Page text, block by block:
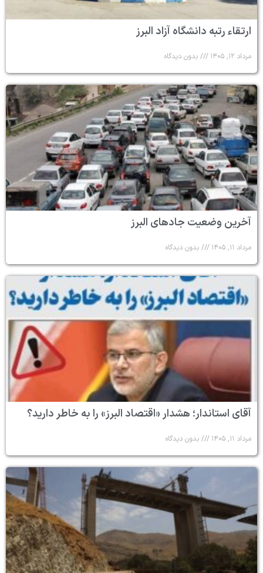
ارتقاء رتبه دانشگاه آزاد البرز
مرداد ۱۲, ۱۴۰۵ بدون دیدگاه
آخرین وضعیت جادهای البرز
مرداد ۱۱, ۱۴۰۵ بدون دیدگاه
آقای استاندار؛ هشدار «اقتصاد البرز» را به خاطر دارید؟
مرداد ۱۱, ۱۴۰۵ بدون دیدگاه